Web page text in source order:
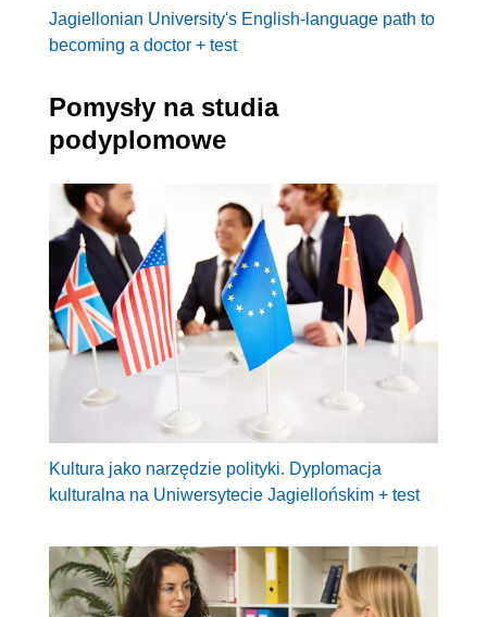
Jagiellonian University's English-language path to
becoming a doctor + test
Pomysły na studia
podyplomowe
Kultura jako narzędzie polityki. Dyplomacja
kulturalna na Uniwersytecie Jagiellońskim + test